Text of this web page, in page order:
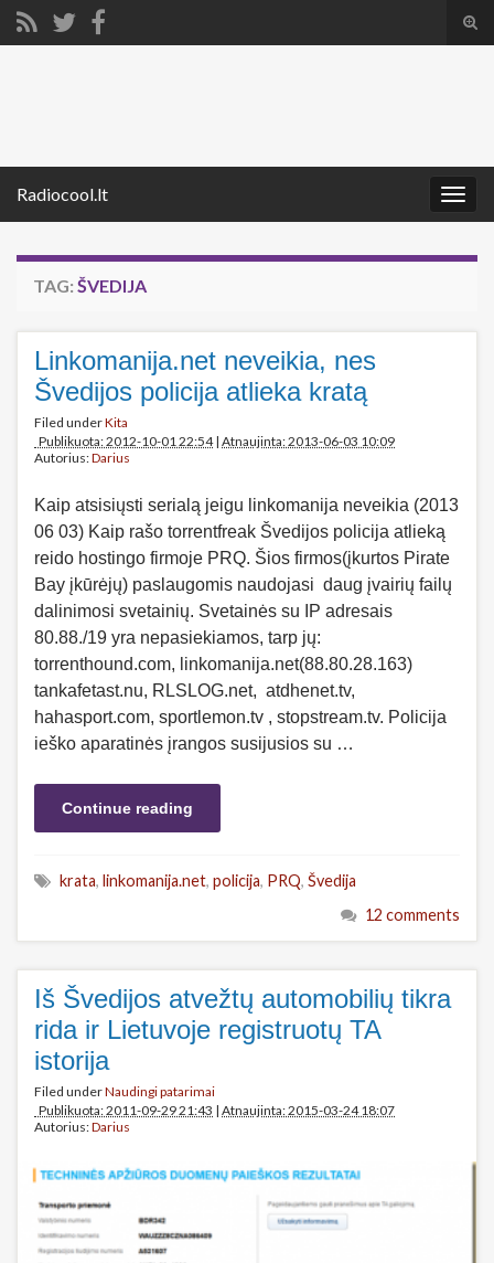
Radiocool.lt
TAG: ŠVEDIJA
Linkomanija.net neveikia, nes
Švedijos policija atlieka kratą
Filed underKita
Publikuota: 2012-10-01 22:54| Atnaujinta: 2013-06-03 10:09
Autorius:Darius
Kaip atsisiųsti serialą jeigu linkomanija neveikia (2013
06 03) Kaip rašo torrentfreak Švedijos policija atlieką
reido hostingo firmoje PRQ. Šios firmos(įkurtos Pirate
Bay įkūrėjų) paslaugomis naudojasi daug įvairių failų
dalinimosi svetainių. Svetainės su IP adresais
80.88./19 yra nepasiekiamos, tarp jų:
torrenthound.com, linkomanija.net(88.80.28.163)
tankafetast.nu, RLSLOG.net, atdhenet.tv,
hahasport.com, sportlemon.tv , stopstream.tv. Policija
ieško aparatinės įrangos susijusios su …
Continue reading
krata, linkomanija.net, policija, PRQ, Švedija
12 comments
Iš Švedijos atvežtų automobilių tikra
rida ir Lietuvoje registruotų TA
istorija
Filed underNaudingi patarimai
Publikuota: 2011-09-29 21:43 | Atnaujinta: 2015-03-24 18:07
Autorius:Darius